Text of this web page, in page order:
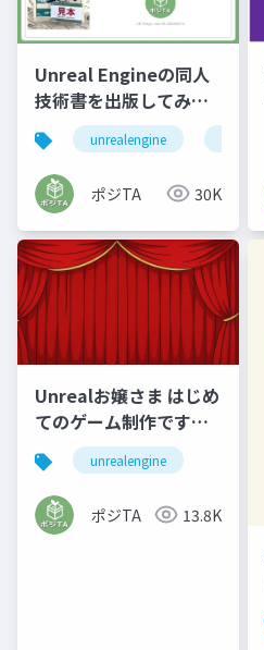
Unreal Engineの同人
技術書を出版してみ
た：技術書典16の挑戦
2024_06_14
unrealengine
ポジTA 30K
Unrealお嬢さま はじめ
てのゲーム制作です
わ！ UE九州_in_長
崎 2025/06/07
unrealengine
ポジTA 13.8K